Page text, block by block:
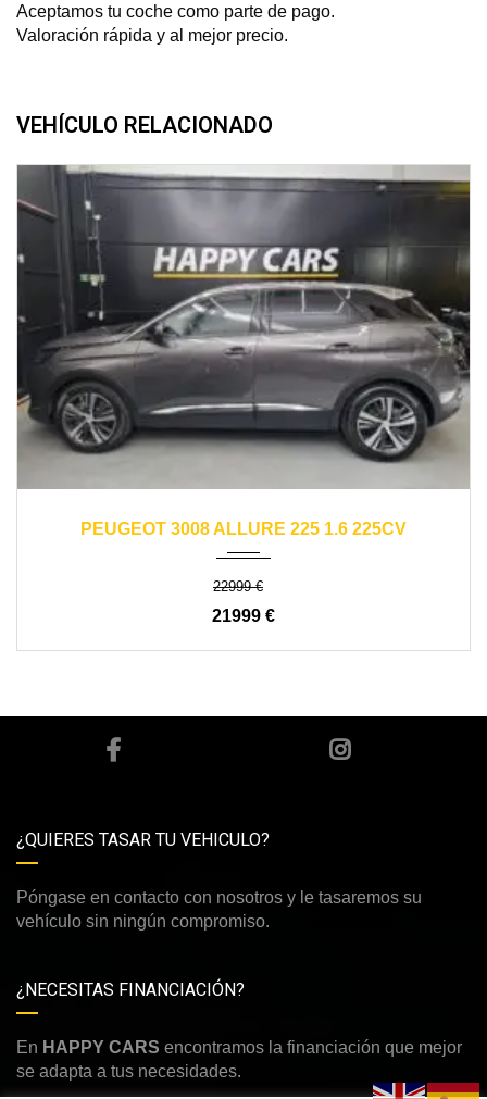
Aceptamos tu coche como parte de pago.
Valoración rápida y al mejor precio.
VEHÍCULO RELACIONADO
PEUGEOT 3008 ALLURE 225 1.6 225CV
22999 €
21999 €
¿QUIERES TASAR TU VEHICULO?
Póngase en contacto con nosotros y le tasaremos su
vehículo sin ningún compromiso.
¿NECESITAS FINANCIACIÓN?
En HAPPY CARS encontramos la financiación que mejor
se adapta a tus necesidades.